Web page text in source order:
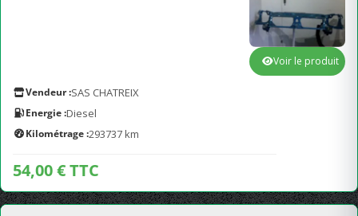
Vendeur :SAS CHATREIX
Energie :Diesel
Kilométrage :293737 km
54,00 € TTC
Voir le produit